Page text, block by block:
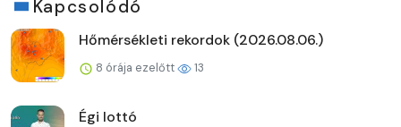
Kapcsolódó
Hőmérsékleti rekordok (2026.08.06.)
8 órája ezelőtt 13
Égi lottó